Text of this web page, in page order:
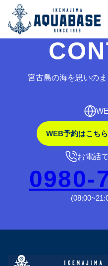
予約受付期間外です。
宮古島の海を思いの
WEB予約はこちら
お電話
0980-